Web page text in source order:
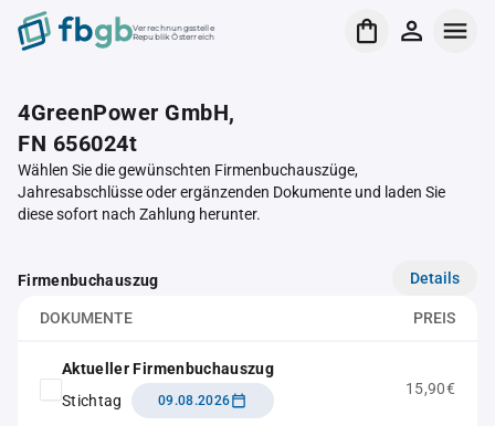
Verrechnungsstelle
Republik Österreich
4GreenPower GmbH,
FN 656024t
Wählen Sie die gewünschten Firmenbuchauszüge,
Jahresabschlüsse oder ergänzenden Dokumente und laden Sie
diese sofort nach Zahlung herunter.
Firmenbuchauszug Details
DOKUMENTE PREIS
Aktueller Firmenbuchauszug
Stichtag
09.08.2026
15,90€